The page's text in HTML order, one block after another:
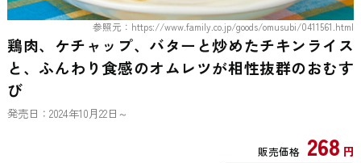
参照元：https://www.family.co.jp/goods/omusubi/0411561.html
鶏肉、ケチャップ、バターと炒めたチキンライス
と、ふんわり食感のオムレツが相性抜群のおむす
び
発売日：2024年10月22日～
販売価格 268 円